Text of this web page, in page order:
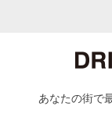
あなたの街で